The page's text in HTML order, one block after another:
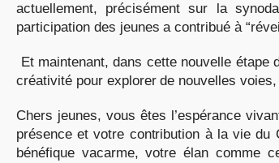
actuellement, précisément sur la
participation des jeunes a contribué à
Et maintenant, dans cette nouvelle
créativité pour explorer de nouvelles
Chers jeunes, vous êtes l’espérance
présence et votre contribution à la vie
bénéfique vacarme, votre élan comme